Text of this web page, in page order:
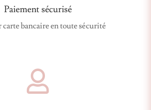
Paiement sécurisé
carte bancaire en toute sécurité
